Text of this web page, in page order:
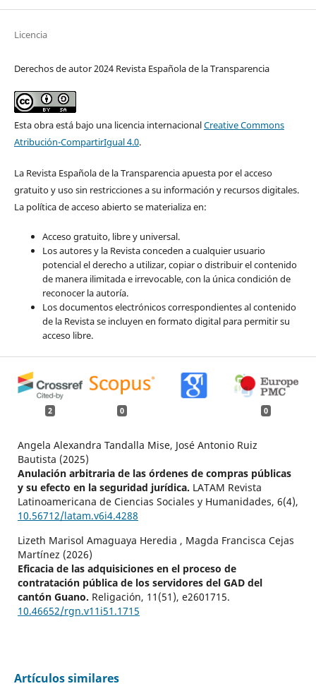
Licencia
Derechos de autor 2024 Revista Española de la Transparencia
Esta obra está bajo una licencia internacionalCreative Commons
Atribución-CompartirIgual 4.0.
La Revista Española de la Transparencia apuesta por el acceso
gratuito y uso sin restricciones a su información y recursos digitales.
La política de acceso abierto se materializa en:
Acceso gratuito, libre y universal.
Los autores y la Revista conceden a cualquier usuario
potencial el derecho a utilizar, copiar o distribuir el contenido
de manera ilimitada e irrevocable, con la única condición de
reconocer la autoría.
Los documentos electrónicos correspondientes al contenido
de la Revista se incluyen en formato digital para permitir su
acceso libre.
2 0 0
Angela Alexandra Tandalla Mise, José Antonio Ruiz
Bautista (2025)
Anulación arbitraria de las órdenes de compras públicas
y su efecto en la seguridad jurídica. LATAM Revista
Latinoamericana de Ciencias Sociales y Humanidades, 6(4),
10.56712/latam.v6i4.4288
Lizeth Marisol Amaguaya Heredia , Magda Francisca Cejas
Martínez (2026)
Eficacia de las adquisiciones en el proceso de
contratación pública de los servidores del GAD del
cantón Guano. Religación, 11 (51), e2601715.
10.46652/rgn.v11i51.1715
Artículos similares